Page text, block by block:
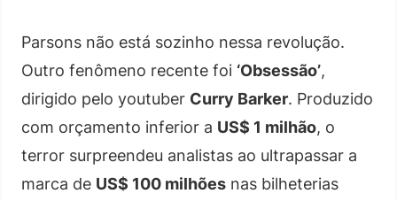
Parsons não está sozinho nessa revolução.
Outro fenômeno recente foi ‘Obsessão’,
dirigido pelo youtuber Curry Barker. Produzido
com orçamento inferior a US$ 1 milhão, o
terror surpreendeu analistas ao ultrapassar a
marca de US$ 100 milhões nas bilheterias